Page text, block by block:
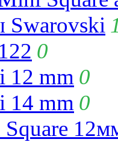
Swarovski
0
12 mm 0
14 mm 0